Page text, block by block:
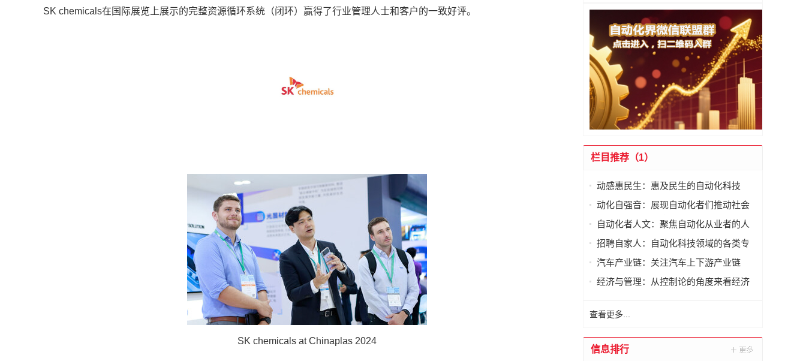
SK chemicals在国际展览上展示的完整资源循环系统（闭环）赢得了行业管理人士和客户的一致好评。
SK chemicals at Chinaplas 2024
栏目推荐（1）
动感惠民生：惠及民生的自动化科技
动化自强音：展现自动化者们推动社会
进步发出的响亮声音
自动化者人文：聚焦自动化从业者的人
文思考
招聘自家人：自动化科技领域的各类专
家及人才需求资讯
汽车产业链：关注汽车上下游产业链
经济与管理：从控制论的角度来看经济
查看更多...
信息排行